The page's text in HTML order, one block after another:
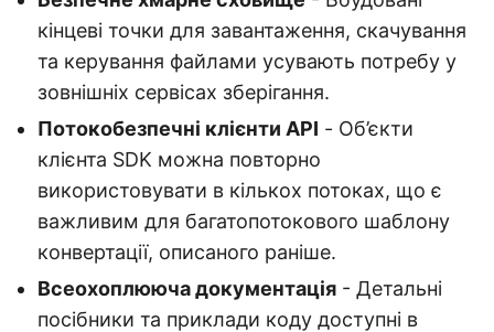
кінцеві точки для завантаження, скачування
та керування файлами усувають потребу у
зовнішніх сервісах зберігання.
Потокобезпечні клієнти API - Об’єкти
клієнта SDK можна повторно
використовувати в кількох потоках, що є
важливим для багатопотокового шаблону
конвертації, описаного раніше.
Всеохоплююча документація - Детальні
посібники та приклади коду доступні в